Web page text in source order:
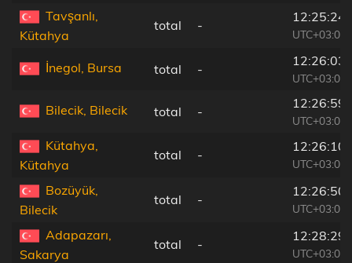
Tavşanlı,
Kütahya
total -
12:25:24
UTC+03:00
İnegol, Bursa total -
12:26:03
UTC+03:00
Bilecik, Bilecik total -
12:26:59
UTC+03:00
Kütahya,
Kütahya
total -
12:26:10
UTC+03:00
Bozüyük,
Bilecik
total -
12:26:50
UTC+03:00
Adapazarı,
Sakarya
total -
12:28:29
UTC+03:00